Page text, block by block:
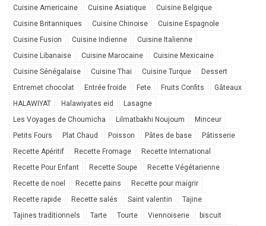
Cuisine Americaine
Cuisine Asiatique
Cuisine Belgique
Cuisine Britanniques
Cuisine Chinoise
Cuisine Espagnole
Cuisine Fusion
Cuisine Indienne
Cuisine Italienne
Cuisine Libanaise
Cuisine Marocaine
Cuisine Mexicaine
Cuisine Sénégalaise
Cuisine Thai Cuisine Turque
Dessert
Entremet chocolat
Entrée froide Fete Fruits Confits
Gâteaux
HALAWIYAT
Halawiyates eid
Lasagne
Les Voyages de Choumicha
Lilmatbakhi Noujoum
Minceur
Petits Fours
Plat Chaud Poisson Pâtes de base
Pâtisserie
Recette Apéritif
Recette Fromage
Recette International
Recette Pour Enfant
Recette Soupe
Recette Végétarienne
Recette de noel
Recette pains
Recette pour maigrir
Recette rapide
Recette salés Saint valentin
Tajine
Tajines traditionnels
Tarte Tourte Viennoiserie biscuit